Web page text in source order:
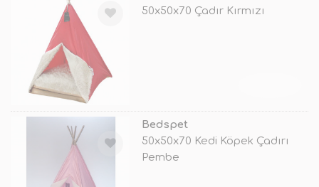
50x50x70 Çadır Kırmızı
Bedspet
50x50x70 Kedi Köpek Çadırı
Pembe